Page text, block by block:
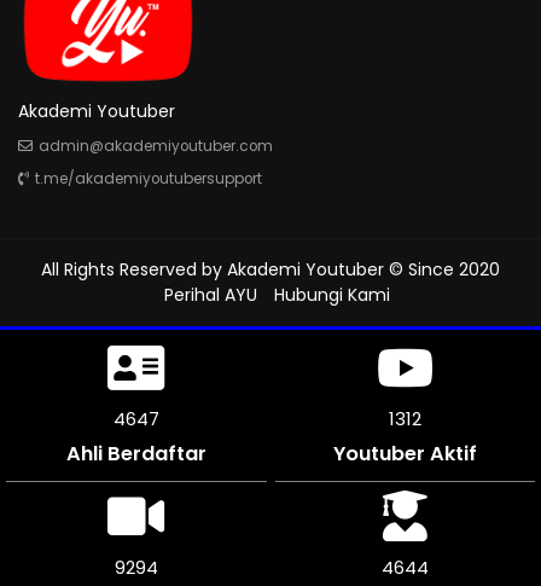
Akademi Youtuber
admin@akademiyoutuber.com
t.me/akademiyoutubersupport
All Rights Reserved by Akademi Youtuber © Since 2020
Perihal AYU
Hubungi Kami
5070
Ahli Berdaftar
1312
Youtuber Aktif
10134 5067